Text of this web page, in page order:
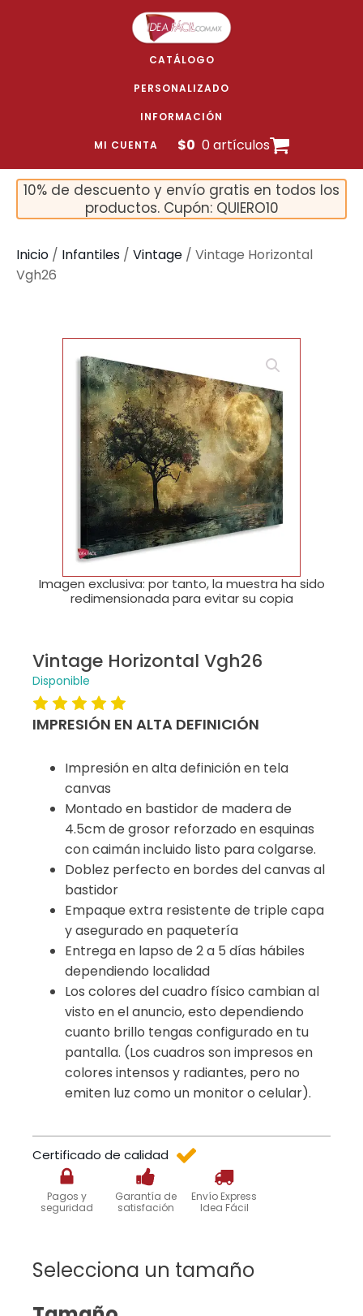
CATÁLOGO
PERSONALIZADO
INFORMACIÓN
MI CUENTA $0 0 artículos
10% de descuento y envío gratis en todos los
productos. Cupón: QUIERO10
Inicio / Infantiles / Vintage / Vintage Horizontal
Vgh26
🔍
Imagen exclusiva: por tanto, la muestra ha sido
redimensionada para evitar su copia
Vintage Horizontal Vgh26
Disponible
IMPRESIÓN EN ALTA DEFINICIÓN
Impresión en alta definición en tela
canvas
Montado en bastidor de madera de
4.5cm de grosor reforzado en esquinas
con caimán incluido listo para colgarse.
Doblez perfecto en bordes del canvas al
bastidor
Empaque extra resistente de triple capa
y asegurado en paquetería
Entrega en lapso de 2 a 5 días hábiles
dependiendo localidad
Los colores del cuadro físico cambian al
visto en el anuncio, esto dependiendo
cuanto brillo tengas configurado en tu
pantalla. (Los cuadros son impresos en
colores intensos y radiantes, pero no
emiten luz como un monitor o celular).
Certificado de calidad
Pagos y
seguridad
Garantía de
satisfación
Envío Express
Idea Fácil
Selecciona un tamaño